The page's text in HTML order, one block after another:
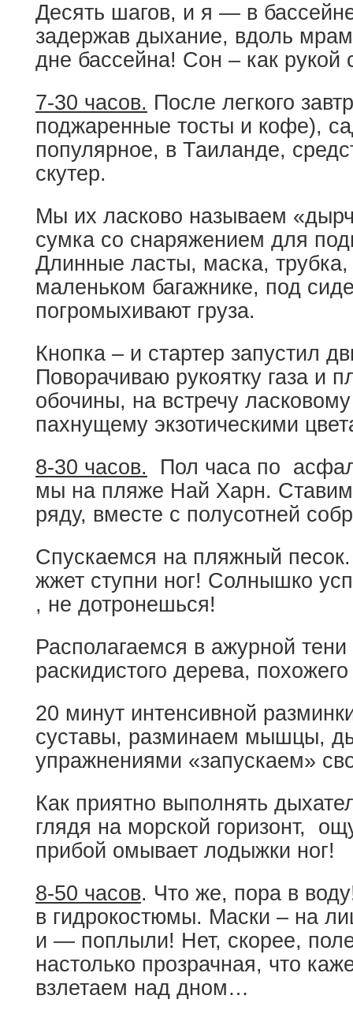
Десять шагов, и я — в
задержав дыхание, вдоль
дне бассейна! Сон – как рукой
7-30 часов. После легкого
поджаренные тосты и кофе),
популярное, в Таиланде,
скутер.
Мы их ласково называем
сумка со снаряжением для
Длинные ласты, маска,
маленьком багажнике, под
погромыхивают груза.
Кнопка – и стартер запустил
Поворачиваю рукоятку газа и
обочины, на встречу
пахнущему экзотическими
8-30 часов. Пол часа по
мы на пляже Най Харн.
ряду, вместе с полусотней
Спускаемся на пляжный
жжет ступни ног! Солнышко
, не дотронешься!
Располагаемся в ажурной тени
раскидистого дерева,
20 минут интенсивной
суставы, разминаем мышцы,
упражнениями «запускаем»
Как приятно выполнять
глядя на морской горизонт,
прибой омывает лодыжки ног!
8-50 часов. Что же, пора в
в гидрокостюмы. Маски – на
и — поплыли! Нет, скорее,
настолько прозрачная, что
взлетаем над дном…